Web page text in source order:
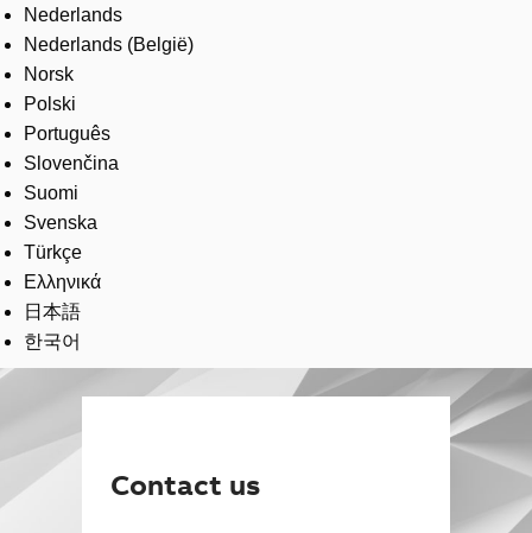
Nederlands
Nederlands (België)
Norsk
Polski
Português
Slovenčina
Suomi
Svenska
Türkçe
Ελληνικά
日本語
한국어
Contact us